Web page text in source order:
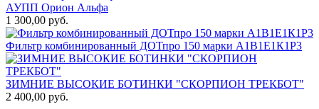
АУПП Орион Альфа
1 300,00 руб.
Фильтр комбинированный ДОТпро 150 марки А1В1Е1К1Р3
ЗИМНИЕ ВЫСОКИЕ БОТИНКИ "СКОРПИОН ТРЕКБОТ"
2 400,00 руб.